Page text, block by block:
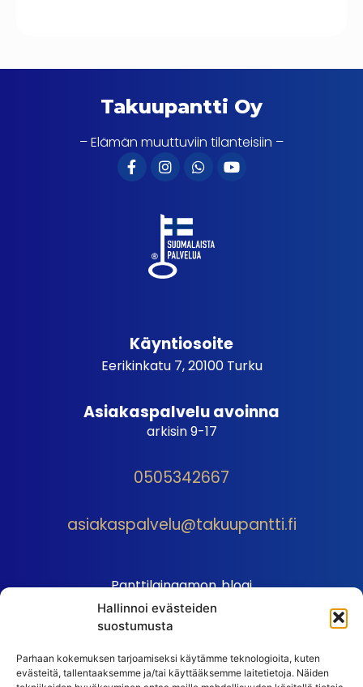
Hallinnoi evästeiden
suostumusta
Parhaan kokemuksen tarjoamiseksi käytämme teknologioita, kuten
evästeitä, tallentaaksemme ja/tai käyttääksemme laitetietoja. Näiden
Takuupantti Oy
– Elämän muuttuviin tilanteisiin –
Käyntiosoite
Eerikinkatu 7, 20100 Turku
Asiakaspalvelu avoinna
arkisin 9-17
0505342667
asiakaspalvelu@takuupantti.fi
Panttilainaamon blogi
Palveluhinnasto
Sopimusehdot
Autopantin sopimusehdot